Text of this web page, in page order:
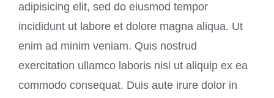
adipisicing elit, sed do eiusmod tempor
incididunt ut labore et dolore magna aliqua. Ut
enim ad minim veniam. Quis nostrud
exercitation ullamco laboris nisi ut aliquip ex ea
commodo consequat. Duis aute irure dolor in